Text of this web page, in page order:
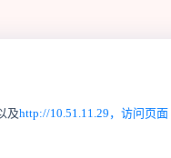
及http://10.51.11.29，访问页面